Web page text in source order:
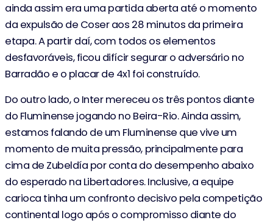
ainda assim era uma partida aberta até o momento
da expulsão de Coser aos 28 minutos da primeira
etapa. A partir daí, com todos os elementos
desfavoráveis, ficou difícir segurar o adversário no
Barradão e o placar de 4x1 foi construído.
Do outro lado, o Inter mereceu os três pontos diante
do Fluminense jogando no Beira-Rio. Ainda assim,
estamos falando de um Fluminense que vive um
momento de muita pressão, principalmente para
cima de Zubeldía por conta do desempenho abaixo
do esperado na Libertadores. Inclusive, a equipe
carioca tinha um confronto decisivo pela competição
continental logo após o compromisso diante do